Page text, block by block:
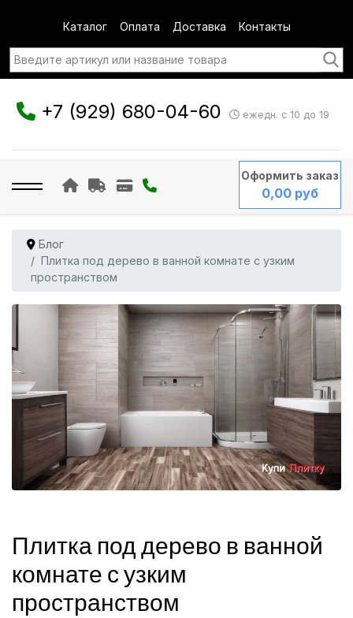
Каталог Оплата Доставка Контакты
+7 (929) 680-04-60 ежедн. с 10 до 19
Оформить заказ
0,00 руб
Блог
Плитка под дерево в ванной комнате с узким
пространством
Плитка под дерево в ванной
комнате с узким
пространством